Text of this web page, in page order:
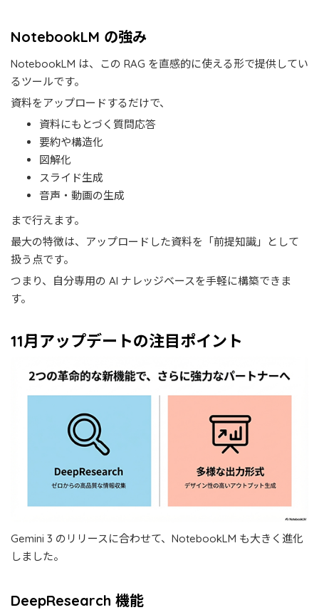
NotebookLM の強み
NotebookLM は、この RAG を直感的に使える形で提供してい
るツールです。
資料をアップロードするだけで、
資料にもとづく質問応答
要約や構造化
図解化
スライド生成
音声・動画の生成
まで行えます。
最大の特徴は、アップロードした資料を「前提知識」として
扱う点です。
つまり、自分専用の AI ナレッジベースを手軽に構築できま
す。
11月アップデートの注目ポイント
Gemini 3 のリリースに合わせて、NotebookLM も大きく進化
しました。
DeepResearch 機能